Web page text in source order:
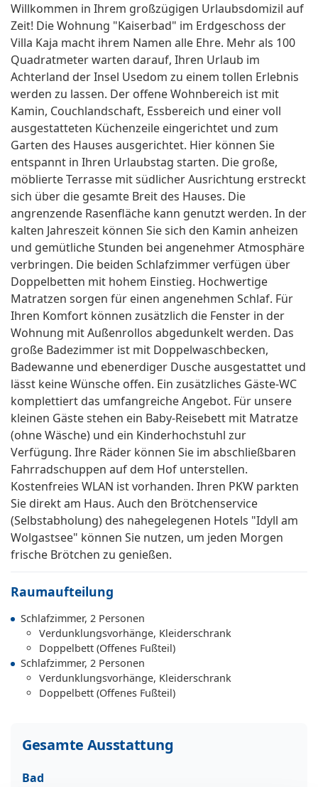
Willkommen in Ihrem großzügigen Urlaubsdomizil auf
Zeit! Die Wohnung "Kaiserbad" im Erdgeschoss der
Villa Kaja macht ihrem Namen alle Ehre. Mehr als 100
Quadratmeter warten darauf, Ihren Urlaub im
Achterland der Insel Usedom zu einem tollen Erlebnis
werden zu lassen. Der offene Wohnbereich ist mit
Kamin, Couchlandschaft, Essbereich und einer voll
ausgestatteten Küchenzeile eingerichtet und zum
Garten des Hauses ausgerichtet. Hier können Sie
entspannt in Ihren Urlaubstag starten. Die große,
möblierte Terrasse mit südlicher Ausrichtung erstreckt
sich über die gesamte Breit des Hauses. Die
angrenzende Rasenfläche kann genutzt werden. In der
kalten Jahreszeit können Sie sich den Kamin anheizen
und gemütliche Stunden bei angenehmer Atmosphäre
verbringen. Die beiden Schlafzimmer verfügen über
Doppelbetten mit hohem Einstieg. Hochwertige
Matratzen sorgen für einen angenehmen Schlaf. Für
Ihren Komfort können zusätzlich die Fenster in der
Wohnung mit Außenrollos abgedunkelt werden. Das
große Badezimmer ist mit Doppelwaschbecken,
Badewanne und ebenerdiger Dusche ausgestattet und
lässt keine Wünsche offen. Ein zusätzliches Gäste-WC
komplettiert das umfangreiche Angebot. Für unsere
kleinen Gäste stehen ein Baby-Reisebett mit Matratze
(ohne Wäsche) und ein Kinderhochstuhl zur
Verfügung. Ihre Räder können Sie im abschließbaren
Fahrradschuppen auf dem Hof unterstellen.
Kostenfreies WLAN ist vorhanden. Ihren PKW parkten
Sie direkt am Haus. Auch den Brötchenservice
(Selbstabholung) des nahegelegenen Hotels "Idyll am
Wolgastsee" können Sie nutzen, um jeden Morgen
frische Brötchen zu genießen.
Raumaufteilung
Schlafzimmer, 2 Personen
Verdunklungsvorhänge, Kleiderschrank
Doppelbett (Offenes Fußteil)
Schlafzimmer, 2 Personen
Verdunklungsvorhänge, Kleiderschrank
Doppelbett (Offenes Fußteil)
Gesamte Ausstattung
Bad